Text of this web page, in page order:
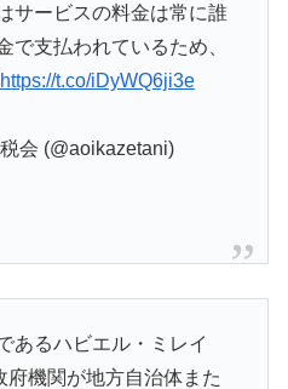
サービスの料金は常に誰
で支払われているため、
https://t.co/iDyWQ6ji3e
会 (@aoikazetani)
あるハビエル・ミレイ
機関が地方自治体また